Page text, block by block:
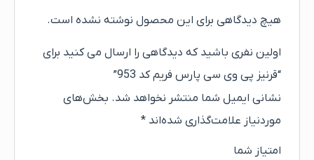
هیچ دیدگاهی برای این محصول نوشته نشده است.
اولین نفری باشید که دیدگاهی را ارسال می کنید برای
“قرنیز پی وی سی پارس فریم کد 953”
نشانی ایمیل شما منتشر نخواهد شد. بخش‌های
موردنیاز علامت‌گذاری شده‌اند *
امتیاز شما